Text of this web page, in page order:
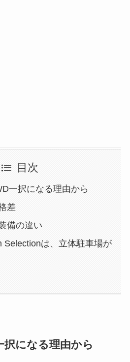
目次
一択になる理由から
差
備の違い
Selectionは、立体駐車場が
択になる理由から